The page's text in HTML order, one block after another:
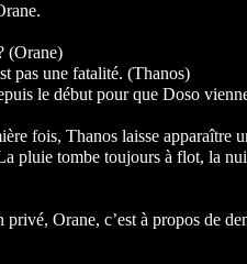
(Orane)
pas une fatalité. (Thanos)
le début pour que Doso
fois, Thanos laisse apparaître
pluie tombe toujours à flot, la
privé, Orane, c’est à propos de